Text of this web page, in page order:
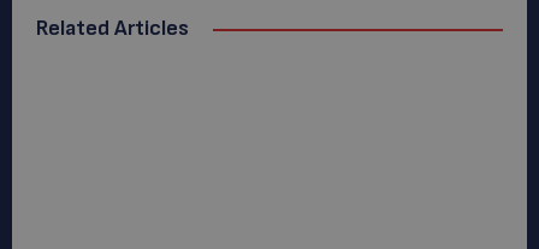
Related Articles